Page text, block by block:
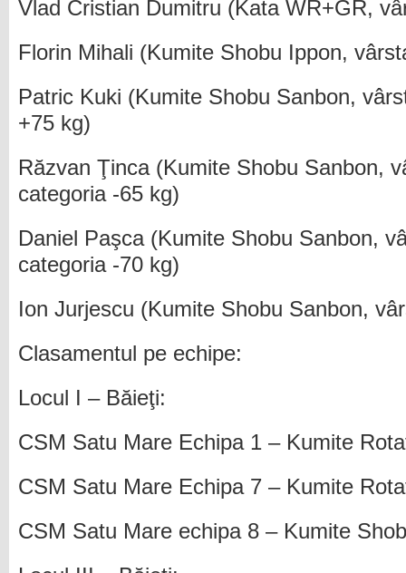
Vlad Cristian Dumitru (Kata WR+GR,
Florin Mihali (Kumite Shobu Ippon,
Patric Kuki (Kumite Shobu Sanbon,
+75 kg)
Răzvan Ţinca (Kumite Shobu Sanbon,
categoria -65 kg)
Daniel Paşca (Kumite Shobu Sanbon,
categoria -70 kg)
Ion Jurjescu (Kumite Shobu Sanbon,
Clasamentul pe echipe:
Locul I – Băieţi:
CSM Satu Mare Echipa 1 – Kumite
CSM Satu Mare Echipa 7 – Kumite
CSM Satu Mare echipa 8 – Kumite